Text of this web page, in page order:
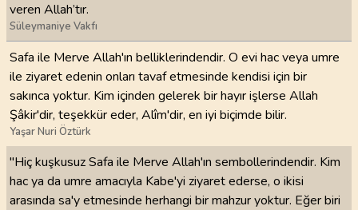
veren Allah’tır.
Süleymaniye Vakfı
Safa ile Merve Allah'ın belliklerindendir. O evi hac veya umre
ile ziyaret edenin onları tavaf etmesinde kendisi için bir
sakınca yoktur. Kim içinden gelerek bir hayır işlerse Allah
Şâkir'dir, teşekkür eder, Alîm'dir, en iyi biçimde bilir.
Yaşar Nuri Öztürk
"Hiç kuşkusuz Safa ile Merve Allah'ın sembollerindendir. Kim
hac ya da umre amacıyla Kabe'yi ziyaret ederse, o ikisi
arasında sa'y etmesinde herhangi bir mahzur yoktur. Eğer biri